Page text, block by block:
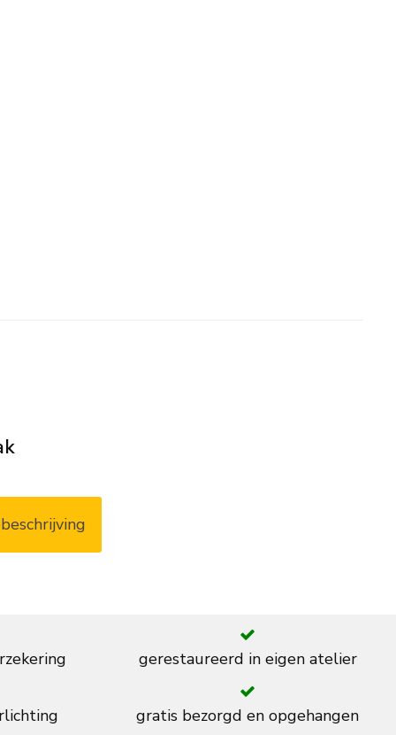
gerestaureerd in eigen atelier
gratis bezorgd en opgehangen